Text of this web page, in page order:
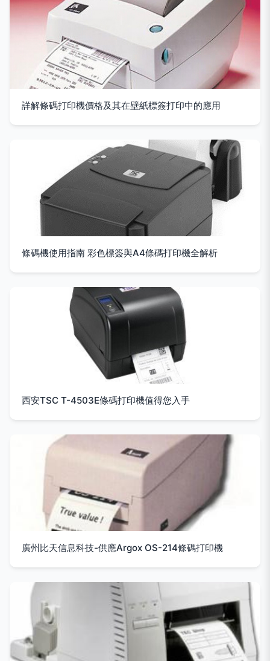
詳解條碼打印機價格及其在壁紙標簽打印中的應用
條碼機使用指南 彩色標簽與A4條碼打印機全解析
西安TSC T-4503E條碼打印機值得您入手
廣州比天信息科技-供應Argox OS-214條碼打印機